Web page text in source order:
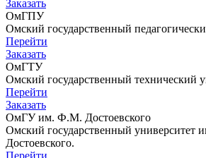
Заказать
ОмГПУ
Омский государственный
Перейти
Заказать
ОмГТУ
Омский государственный технический
Перейти
Заказать
ОмГУ им. Ф.М. Достоевского
Омский государственный университет
Достоевского.
Перейти